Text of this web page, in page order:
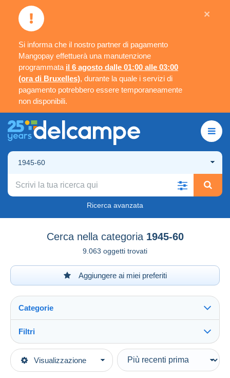
Si informa che il nostro partner di pagamento
Mangopay effettuerà una manutenzione
programmata il 6 agosto dalle 01:00 alle 03:00
(ora di Bruxelles), durante la quale i servizi di
pagamento potrebbero essere temporaneamente
non disponibili.
×
1945-60
Ricerca avanzata
Cerca nella categoria 1945-60
9.063 oggetti trovati
Aggiungere ai miei preferiti
Visualizzazione
Categorie
Categorie principali
Filtri
Tipo di vendita
In corso